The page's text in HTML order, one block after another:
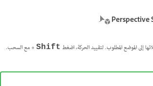
Perspective
.
إلى الموضع المطلوب. لتقييد الحركة، اضغط Shift + مع السحب.